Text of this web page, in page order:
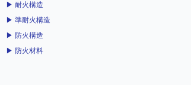
▶︎ 耐火構造
▶︎ 準耐火構造
▶︎ 防火構造
▶︎ 防火材料